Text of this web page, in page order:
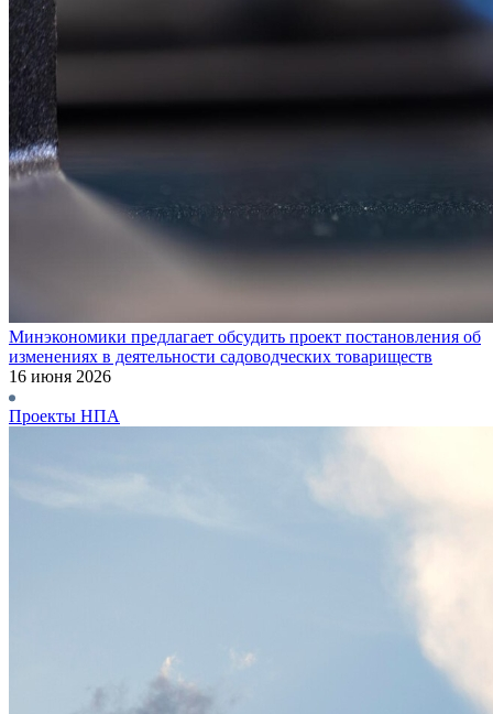
Минэкономики предлагает обсудить проект постановления об
изменениях в деятельности садоводческих товариществ
16 июня 2026
Проекты НПА